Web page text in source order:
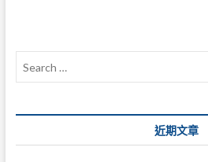
近期文章